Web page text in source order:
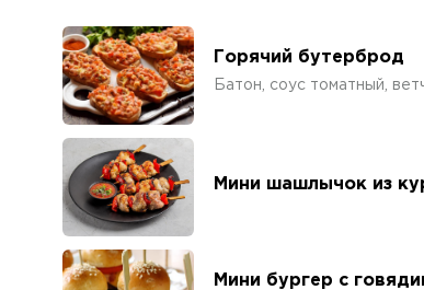
Горячий бутерброд
Батон, соус томатный,
Мини шашлычок из
Мини бургер с